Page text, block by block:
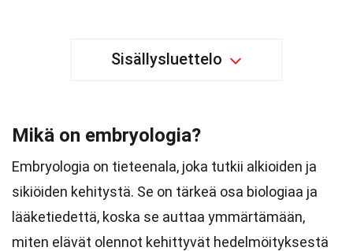
Sisällysluettelo
Mikä on embryologia?
Embryologia on tieteenala, joka tutkii alkioiden ja
sikiöiden kehitystä. Se on tärkeä osa biologiaa ja
lääketiedettä, koska se auttaa ymmärtämään,
miten elävät olennot kehittyvät hedelmöityksestä